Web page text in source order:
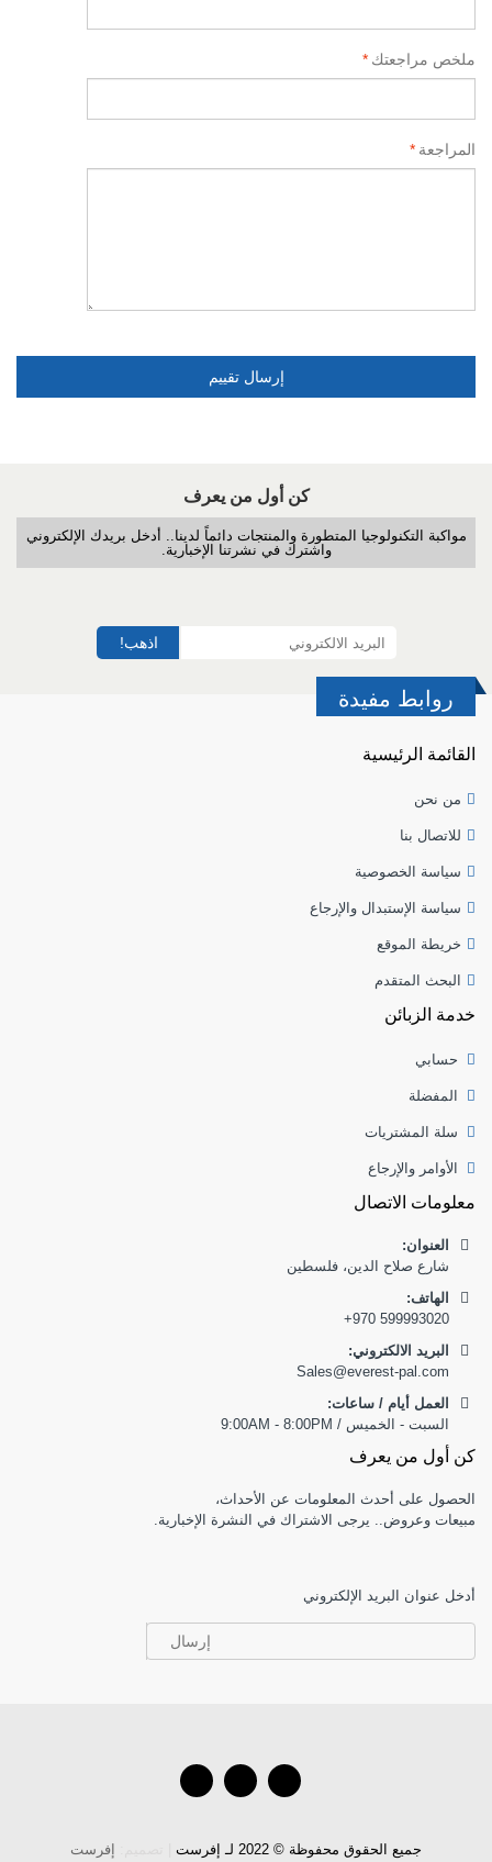
* ملخص مراجعتك
* المراجعة
إرسال تقييم
كن أول من يعرف
مواكبة التكنولوجيا المتطورة والمنتجات دائماً لدينا.. أدخل بريدك الإلكتروني
واشترك في نشرتنا الإخبارية.
اذهب!
روابط مفيدة
القائمة الرئيسية
من نحن
للاتصال بنا
سياسة الخصوصية
سياسة الإستبدال والإرجاع
خريطة الموقع
البحث المتقدم
خدمة الزبائن
حسابي
المفضلة
سلة المشتريات
الأوامر والإرجاع
معلومات الاتصال
العنوان:
شارع صلاح الدين، فلسطين
:الهاتف
+970 599993020
البريد الالكتروني:
Sales@everest-pal.com
العمل أيام / ساعات:
السبت - الخميس / 9:00AM - 8:00PM
كن أول من يعرف
الحصول على أحدث المعلومات عن الأحداث،
مبيعات وعروض.. يرجى الاشتراك في النشرة الإخبارية.
أدخل عنوان البريد الإلكتروني
إرسال
جميع الحقوق محفوظة © 2022 لـ إفرست إفرست